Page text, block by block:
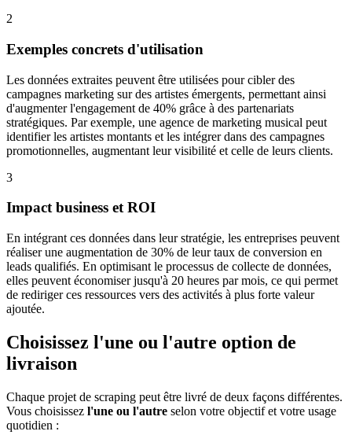
2
Exemples concrets d'utilisation
Les données extraites peuvent être utilisées pour cibler des
campagnes marketing sur des artistes émergents, permettant ainsi
d'augmenter l'engagement de 40% grâce à des partenariats
stratégiques. Par exemple, une agence de marketing musical peut
identifier les artistes montants et les intégrer dans des campagnes
promotionnelles, augmentant leur visibilité et celle de leurs clients.
3
Impact business et ROI
En intégrant ces données dans leur stratégie, les entreprises peuvent
réaliser une augmentation de 30% de leur taux de conversion en
leads qualifiés. En optimisant le processus de collecte de données,
elles peuvent économiser jusqu'à 20 heures par mois, ce qui permet
de rediriger ces ressources vers des activités à plus forte valeur
ajoutée.
Choisissez l'une ou l'autre option de
livraison
Chaque projet de scraping peut être livré de deux façons différentes.
Vous choisissez l'une ou l'autre selon votre objectif et votre usage
quotidien :